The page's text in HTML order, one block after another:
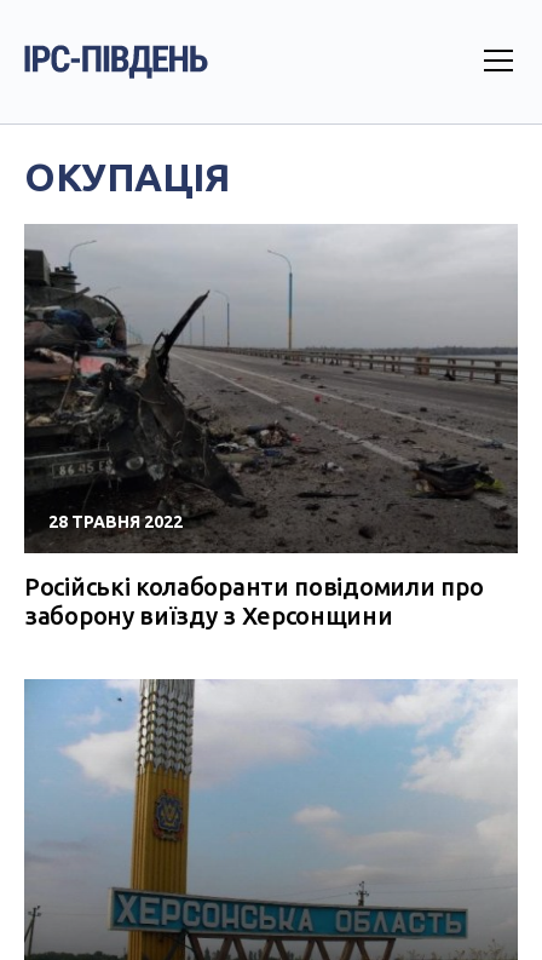
ОКУПАЦІЯ
28 ТРАВНЯ 2022
Російські колаборанти повідомили про
заборону виїзду з Херсонщини